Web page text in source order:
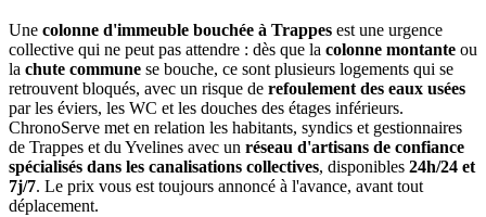
Une colonne d'immeuble bouchée à Trappes est une urgence
collective qui ne peut pas attendre : dès que la colonne montante ou
la chute commune se bouche, ce sont plusieurs logements qui se
retrouvent bloqués, avec un risque de refoulement des eaux usées
par les éviers, les WC et les douches des étages inférieurs.
ChronoServe met en relation les habitants, syndics et gestionnaires
de Trappes et du Yvelines avec un réseau d'artisans de confiance
spécialisés dans les canalisations collectives, disponibles 24h/24 et
7j/7. Le prix vous est toujours annoncé à l'avance, avant tout
déplacement.